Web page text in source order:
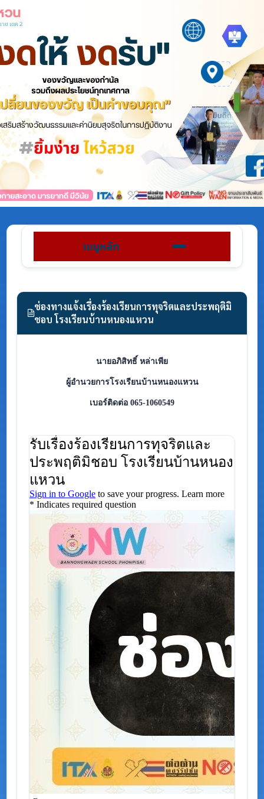
เมนูหลัก
ช่องทางแจ้งเรื่องร้องเรียนการทุจริตและประพฤติมิ
ชอบ โรงเรียนบ้านหนองแหวน
นายอภิสิทธิ์ หล่าเพีย
ผู้อำนวยการโรงเรียนบ้านหนองแหวน
เบอร์ติดต่อ 065-1060549